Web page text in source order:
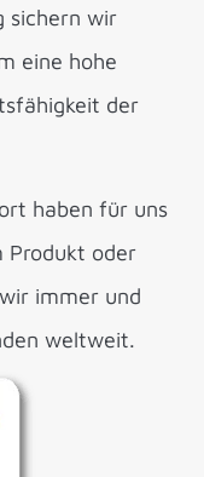
sichern wir
eine hohe
der
haben für uns
Produkt oder
immer und
weltweit.